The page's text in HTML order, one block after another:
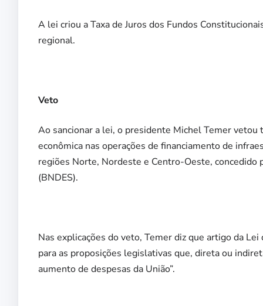
A lei criou a Taxa de Juros dos Fundos
regional.
Veto
Ao sancionar a lei, o presidente Michel Temer vetou
econômica nas operações de financiamento de
regiões Norte, Nordeste e Centro-Oeste, concedido
(BNDES).
Nas explicações do veto, Temer diz que artigo da
para as proposições legislativas que, direta ou
aumento de despesas da União”.